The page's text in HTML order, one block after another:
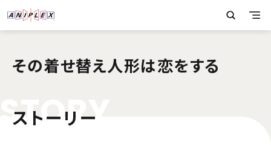
その着せ替え人形は恋をする
STORY
ストーリー